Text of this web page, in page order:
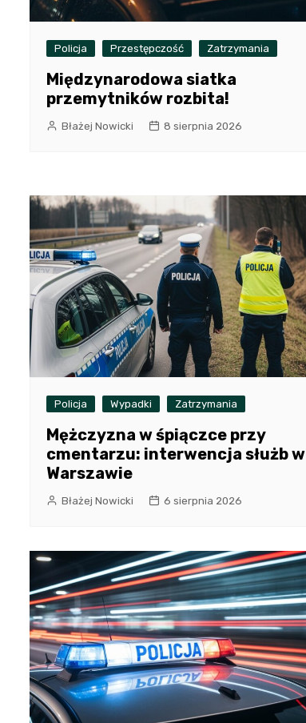
Policja Przestępczość Zatrzymania
Międzynarodowa siatka
przemytników rozbita!
Błażej Nowicki 8 sierpnia 2026
Policja Wypadki Zatrzymania
Mężczyzna w śpiączce przy
cmentarzu: interwencja służb w
Warszawie
Błażej Nowicki 6 sierpnia 2026